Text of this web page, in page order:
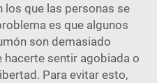
que las personas se
es que algunos
son demasiado
hacerte sentir agobiada o
Para evitar esto,